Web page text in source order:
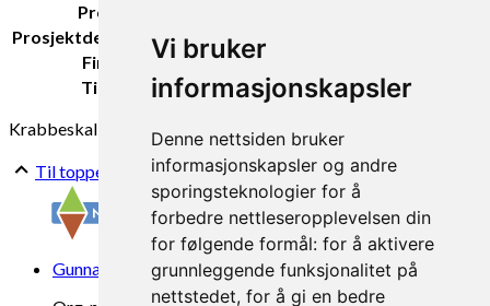
Vi bruker
informasjonskapsler
Denne nettsiden bruker
informasjonskapsler og andre
sporingsteknologier for å
forbedre nettleseropplevelsen din
for følgende formål: for å aktivere
grunnleggende funksjonalitet på
nettstedet, for å gi en bedre
Prosjektleiar:
Prosjektdeltakarar NORSØK:
Finansiering:
RFF Trøndelag
Tidsperiode:
2023-2024
Krabbeskall
Til toppen
Gunnars veg 6, 6630 Tingvoll